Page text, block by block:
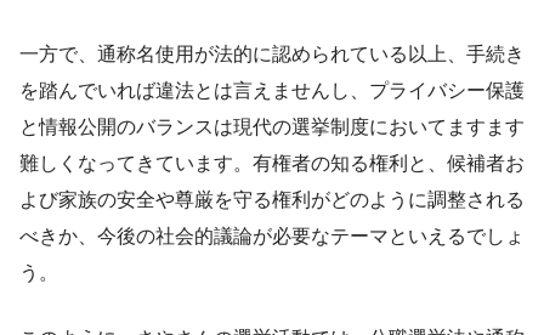
一方で、通称名使用が法的に認められている以上、手続き
を踏んでいれば違法とは言えませんし、プライバシー保護
と情報公開のバランスは現代の選挙制度においてますます
難しくなってきています。有権者の知る権利と、候補者お
よび家族の安全や尊厳を守る権利がどのように調整される
べきか、今後の社会的議論が必要なテーマといえるでしょ
う。